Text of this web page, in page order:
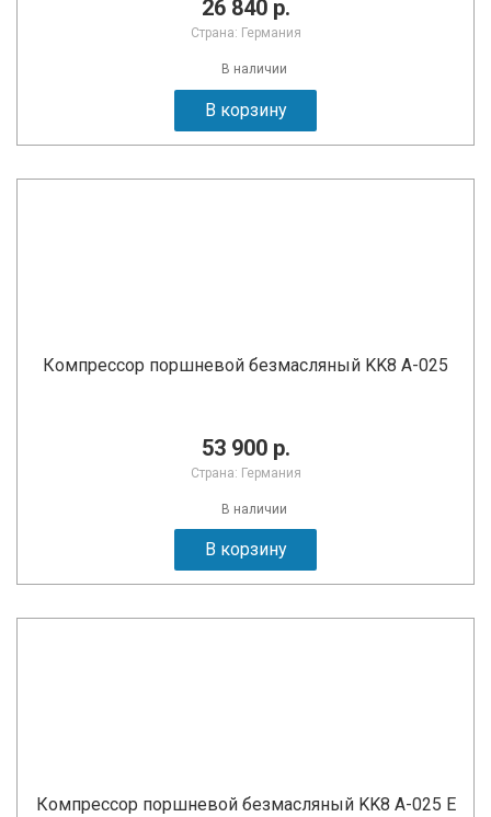
26 840 р.
Страна: Германия
В наличии
В корзину
Компрессор поршневой безмасляный KK8 A-025
53 900 р.
Страна: Германия
В наличии
В корзину
Компрессор поршневой безмасляный KK8 A-025 E